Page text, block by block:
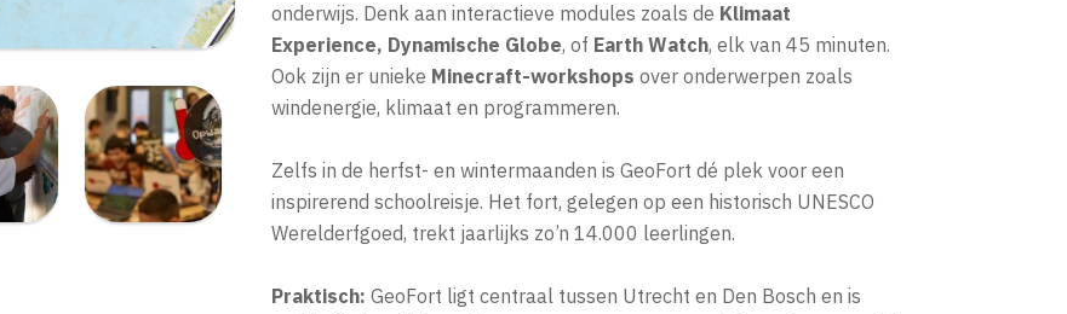
onderwijs. Denk aan interactieve modules zoals de Klimaat
Experience, Dynamische Globe, of Earth Watch, elk van 45 minuten.
Ook zijn er unieke Minecraft-workshops over onderwerpen zoals
windenergie, klimaat en programmeren.
Zelfs in de herfst- en wintermaanden is GeoFort dé plek voor een
inspirerend schoolreisje. Het fort, gelegen op een historisch UNESCO
Werelderfgoed, trekt jaarlijks zo’n 14.000 leerlingen.
Praktisch: GeoFort ligt centraal tussen Utrecht en Den Bosch en is